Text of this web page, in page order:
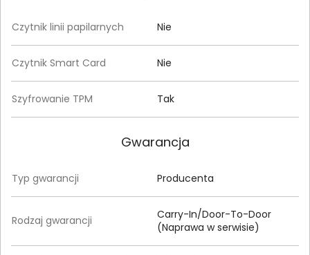
Czytnik linii papilarnych Nie
Czytnik Smart Card Nie
Szyfrowanie TPM Tak
Gwarancja
Typ gwarancji Producenta
Rodzaj gwarancji
Carry-In/Door-To-Door
(Naprawa w serwisie)